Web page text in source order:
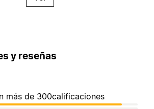
y reseñas
más de 300calificaciones